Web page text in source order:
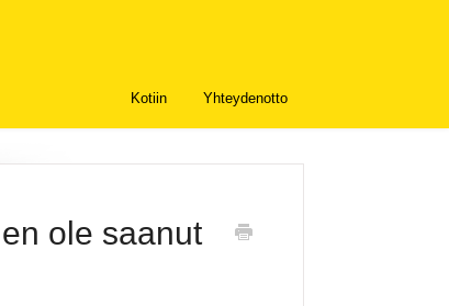
Kotiin Yhteydenotto
ole saanut